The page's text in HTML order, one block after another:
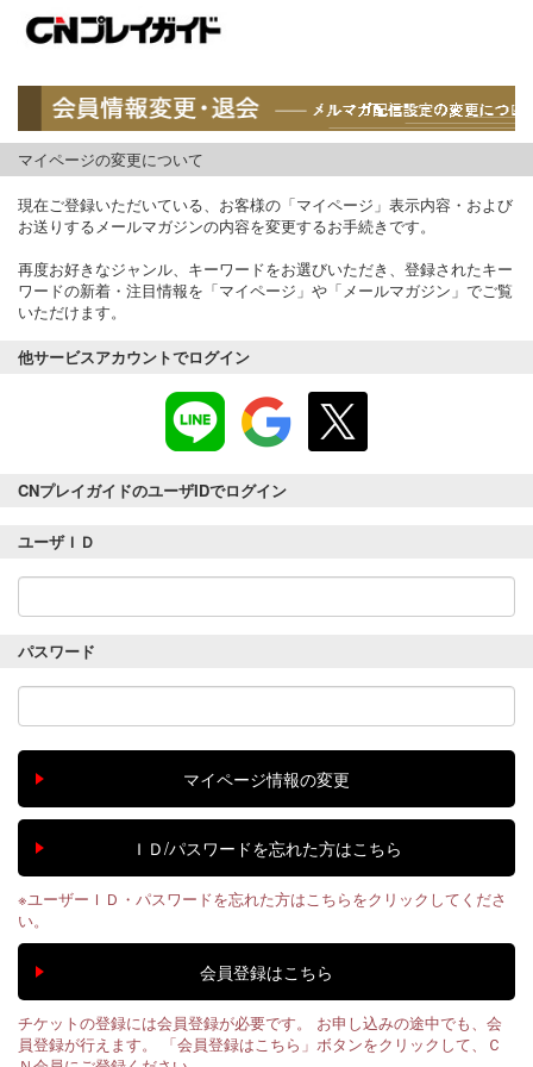
マイページの変更について
現在ご登録いただいている、お客様の「マイページ」表示内容・および
お送りするメールマガジンの内容を変更するお手続きです。
再度お好きなジャンル、キーワードをお選びいただき、登録されたキー
ワードの新着・注目情報を「マイページ」や「メールマガジン」でご覧
いただけます。
他サービスアカウントでログイン
CNプレイガイドのユーザIDでログイン
ユーザＩＤ
パスワード
※ユーザーＩＤ・パスワードを忘れた方はこちらをクリックしてくださ
い。
チケットの登録には会員登録が必要です。 お申し込みの途中でも、会
員登録が行えます。 「会員登録はこちら」ボタンをクリックして、Ｃ